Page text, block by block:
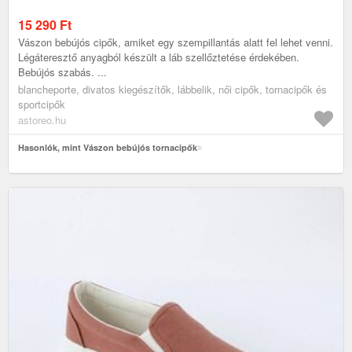
15 290 Ft
Vászon bebújós cipők, amiket egy szempillantás alatt fel lehet venni.
Légáteresztő anyagból készült a láb szellőztetése érdekében.
Bebújós szabás. ...
blancheporte, divatos kiegészítők, lábbelik, női cipők, tornacipők és
sportcipők
astoreo.hu
Hasonlók, mint Vászon bebújós tornacipők